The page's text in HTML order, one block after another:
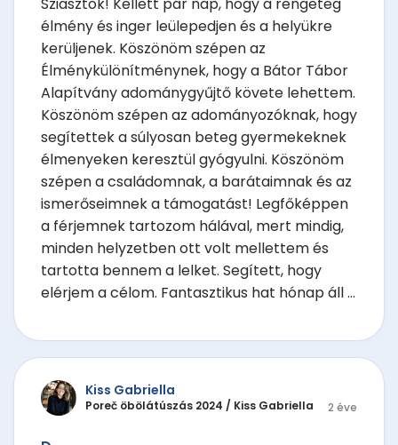
élmény és inger leülepedjen és a helyükre
kerüljenek. Köszönöm szépen az
Élménykülönítménynek, hogy a Bátor Tábor
Alapítvány adománygyűjtő követe lehettem.
Köszönöm szépen az adományozóknak, hogy
segítettek a súlyosan beteg gyermekeknek
élmenyeken keresztül gyógyulni. Köszönöm
szépen a családomnak, a barátaimnak és az
ismerőseimnek a támogatást! Legfőképpen
a férjemnek tartozom hálával, mert mindig,
minden helyzetben ott volt mellettem és
tartotta bennem a lelket. Segített, hogy
elérjem a célom. Fantasztikus hat hónap áll ...
Kiss Gabriella
Poreč öbölátúszás 2024 / Kiss Gabriella 2 éve